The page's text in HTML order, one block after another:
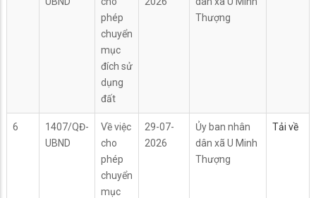
phép
chuyển
mục
đích sử
dụng
đất
Thượng
6
1407/QĐ-
UBND
Về việc
cho
phép
chuyển
mục
29-07-
2026
Ủy ban nhân
dân xã U Minh
Thượng
Tải về